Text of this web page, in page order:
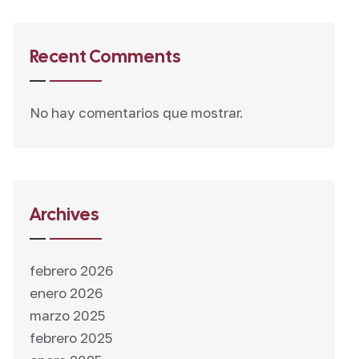
Recent Comments
No hay comentarios que mostrar.
Archives
febrero 2026
enero 2026
marzo 2025
febrero 2025